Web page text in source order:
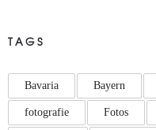
TAGS
Bavaria Bayern
fotografie Fotos